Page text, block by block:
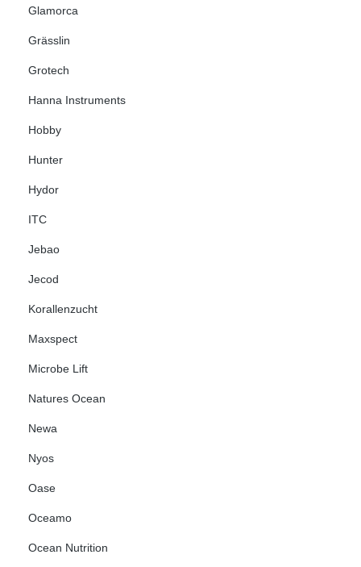
Glamorca
Grässlin
Grotech
Hanna Instruments
Hobby
Hunter
Hydor
ITC
Jebao
Jecod
Korallenzucht
Maxspect
Microbe Lift
Natures Ocean
Newa
Nyos
Oase
Oceamo
Ocean Nutrition